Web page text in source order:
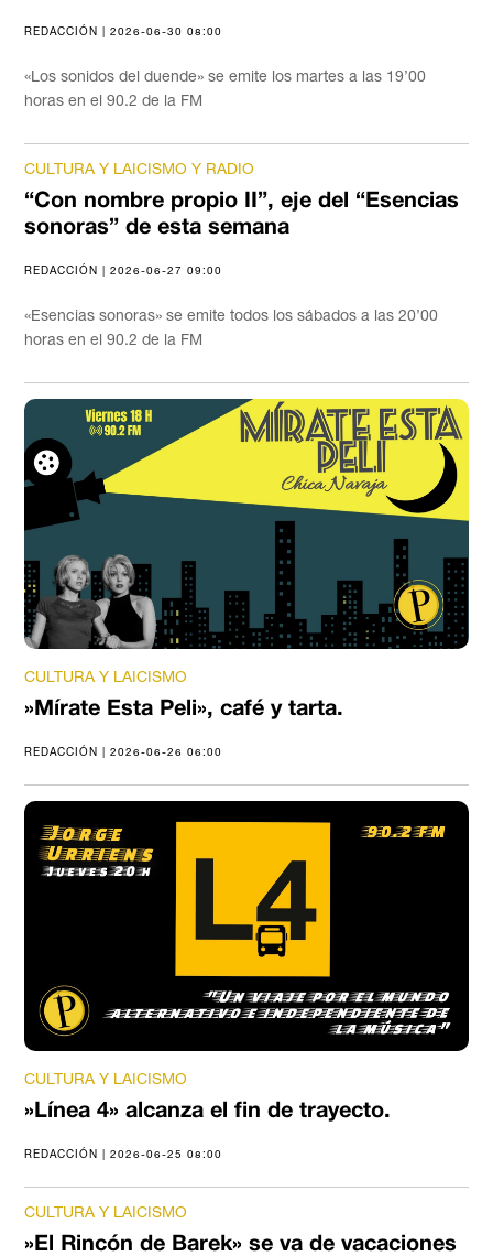
REDACCIÓN | 2026-06-30 08:00
«Los sonidos del duende» se emite los martes a las 19’00
horas en el 90.2 de la FM
CULTURA Y LAICISMO Y RADIO
“Con nombre propio II”, eje del “Esencias
sonoras” de esta semana
REDACCIÓN | 2026-06-27 09:00
«Esencias sonoras» se emite todos los sábados a las 20’00
horas en el 90.2 de la FM
CULTURA Y LAICISMO
»Mírate Esta Peli», café y tarta.
REDACCIÓN | 2026-06-26 06:00
CULTURA Y LAICISMO
»Línea 4» alcanza el fin de trayecto.
REDACCIÓN | 2026-06-25 08:00
CULTURA Y LAICISMO
»El Rincón de Barek» se va de vacaciones